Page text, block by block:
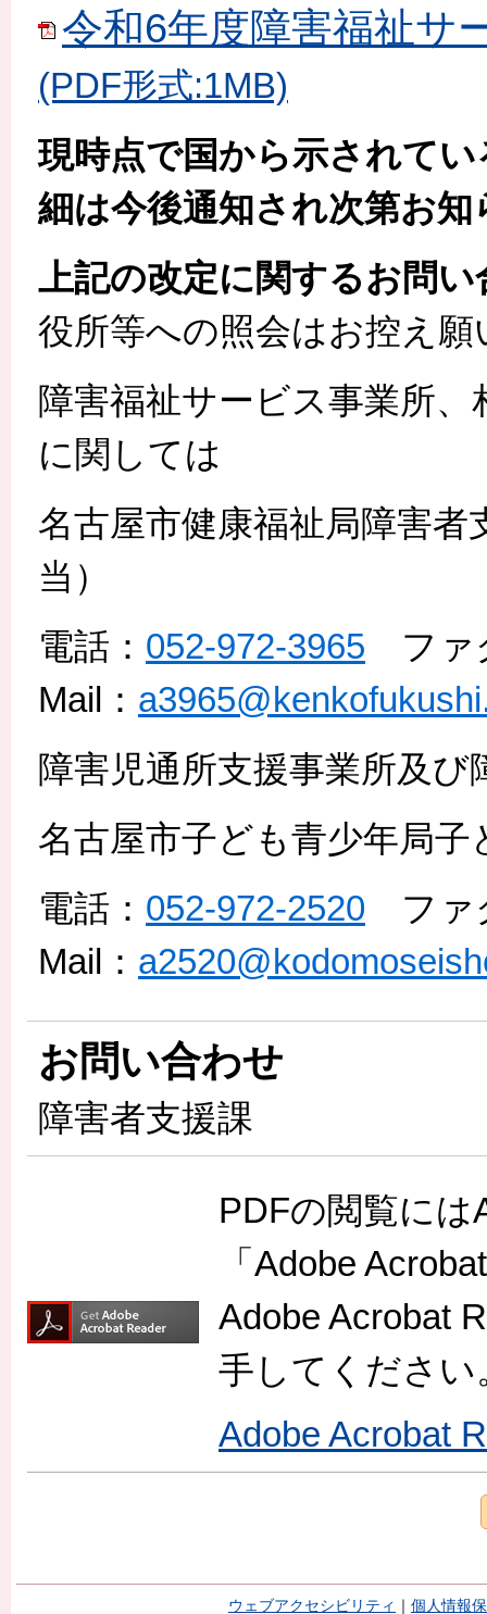
令和6年度障害福祉サ
(PDF形式:1MB)
現時点で国から示されて
細は今後通知され次第お
上記の改定に関するお問
役所等への照会はお控え願
障害福祉サービス事業所
に関しては
名古屋市健康福祉局障害者
当）
電話： 052-972-3965 ファ
Mail：
障害児通所支援事業所及
名古屋市子ども青少年局
電話： 052-972-2520 ファ
Mail：
お問い合わせ
障害者支援課
PDFの閲覧に
「Adobe
Adobe Acrobat
手してください
Adobe Acrobat
ウェブアクセシビリティ 個人情報